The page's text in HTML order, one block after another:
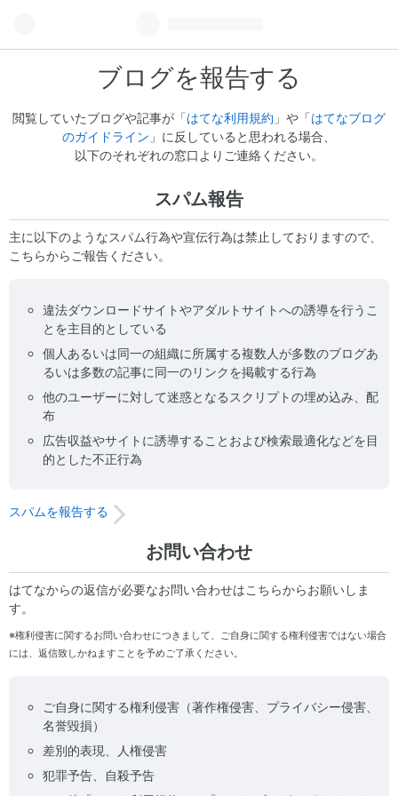
ブログを報告する
閲覧していたブログや記事が「はてな利用規約 」や「はてなブログ
のガイドライン 」に反していると思われる場合、
以下のそれぞれの窓口よりご連絡ください。
スパム報告
主に以下のようなスパム行為や宣伝行為は禁止しておりますので、
こちらからご報告ください。
違法ダウンロードサイトやアダルトサイトへの誘導を行うこ
とを主目的としている
個人あるいは同一の組織に所属する複数人が多数のブログあ
るいは多数の記事に同一のリンクを掲載する行為
他のユーザーに対して迷惑となるスクリプトの埋め込み、配
布
広告収益やサイトに誘導することおよび検索最適化などを目
的とした不正行為
スパムを報告する
お問い合わせ
はてなからの返信が必要なお問い合わせはこちらからお願いしま
す。
※権利侵害に関するお問い合わせにつきまして、ご自身に関する権利侵害ではない場合
には、返信致しかねますことを予めご了承ください。
ご自身に関する権利侵害（著作権侵害、プライバシー侵害、
名誉毀損）
差別的表現、人権侵害
犯罪予告、自殺予告